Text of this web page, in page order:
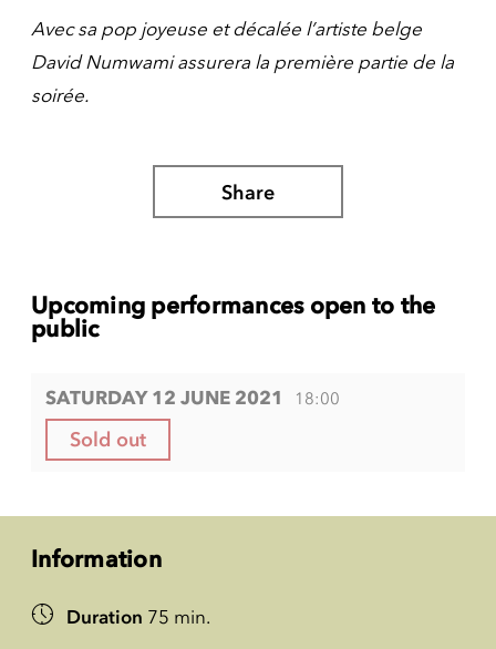
Avec sa pop joyeuse et décalée l’artiste belge
David Numwami assurera la première partie de la
soirée.
Share
Upcoming performances open to the
public
SATURDAY 12 JUNE 2021 18:00
Sold out
Information
Duration 75 min.